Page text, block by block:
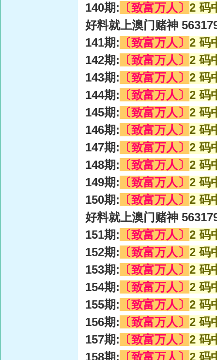
140期: 〔致富万人〕 2 码
好料就上澳门赌神
141期: 〔致富万人〕 2 码
142期: 〔致富万人〕 2 码
143期: 〔致富万人〕 2 码
144期: 〔致富万人〕 2 码
145期: 〔致富万人〕 2 码
146期: 〔致富万人〕 2 码
147期: 〔致富万人〕 2 码
148期: 〔致富万人〕 2 码
149期: 〔致富万人〕 2 码
150期: 〔致富万人〕 2 码
好料就上澳门赌神
151期: 〔致富万人〕 2 码
152期: 〔致富万人〕 2 码
153期: 〔致富万人〕 2 码
154期: 〔致富万人〕 2 码
155期: 〔致富万人〕 2 码
156期: 〔致富万人〕 2 码
157期: 〔致富万人〕 2 码
158期: 〔致富万人〕 2 码